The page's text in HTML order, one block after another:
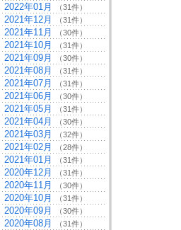
2022年01月 （31件）
2021年12月 （31件）
2021年11月 （30件）
2021年10月 （31件）
2021年09月 （30件）
2021年08月 （31件）
2021年07月 （31件）
2021年06月 （30件）
2021年05月 （31件）
2021年04月 （30件）
2021年03月 （32件）
2021年02月 （28件）
2021年01月 （31件）
2020年12月 （31件）
2020年11月 （30件）
2020年10月 （31件）
2020年09月 （30件）
2020年08月 （31件）